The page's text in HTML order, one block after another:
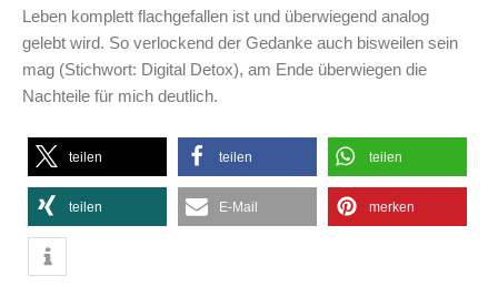
Leben komplett flachgefallen ist und überwiegend analog
gelebt wird. So verlockend der Gedanke auch bisweilen sein
mag (Stichwort: Digital Detox), am Ende überwiegen die
Nachteile für mich deutlich.
teilen teilen teilen
teilen E-Mail merken